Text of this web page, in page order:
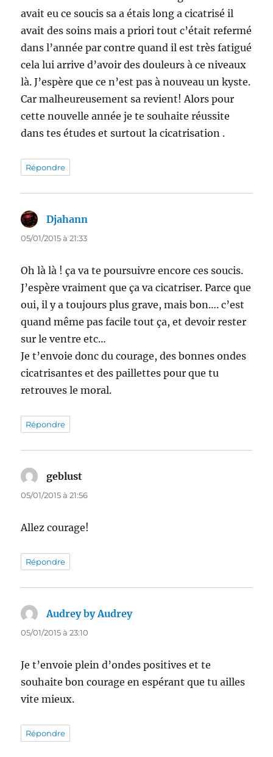
avait eu ce soucis sa a étais long a cicatrisé il
avait des soins mais a priori tout c’était refermé
dans l’année par contre quand il est très fatigué
cela lui arrive d’avoir des douleurs à ce niveaux
là. J’espère que ce n’est pas à nouveau un kyste.
Car malheureusement sa revient! Alors pour
cette nouvelle année je te souhaite réussite
dans tes études et surtout la cicatrisation .
Répondre
Djahann
05/01/2015 à 21:33
Oh là là ! ça va te poursuivre encore ces soucis.
J’espère vraiment que ça va cicatriser. Parce que
oui, il y a toujours plus grave, mais bon…. c’est
quand même pas facile tout ça, et devoir rester
sur le ventre etc…
Je t’envoie donc du courage, des bonnes ondes
cicatrisantes et des paillettes pour que tu
retrouves le moral.
Répondre
geblust
05/01/2015 à 21:56
Allez courage!
Répondre
Audrey by Audreydit :
05/01/2015 à 23:10
Je t’envoie plein d’ondes positives et te
souhaite bon courage en espérant que tu ailles
vite mieux.
Répondre